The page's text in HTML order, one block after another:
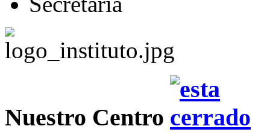
Nuestro Centro